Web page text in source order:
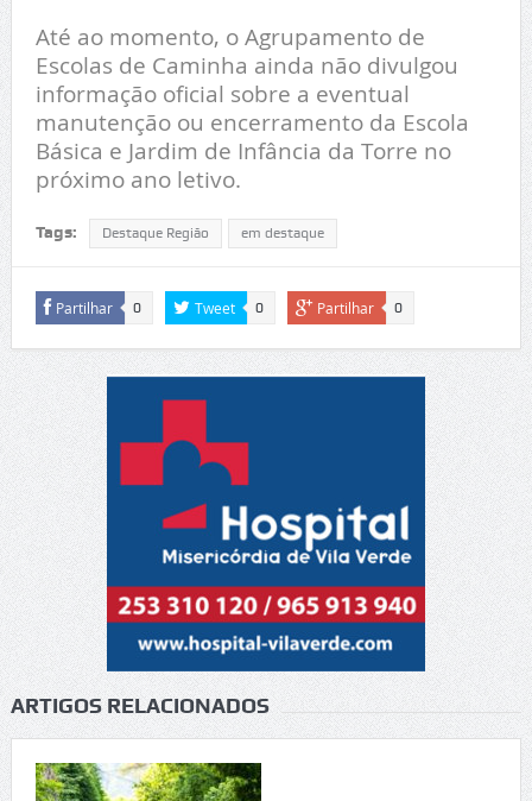
Até ao momento, o Agrupamento de
Escolas de Caminha ainda não divulgou
informação oficial sobre a eventual
manutenção ou encerramento da Escola
Básica e Jardim de Infância da Torre no
próximo ano letivo.
Tags: Destaque Região em destaque
Partilhar 0 Tweet 0 Partilhar 0
ARTIGOS RELACIONADOS